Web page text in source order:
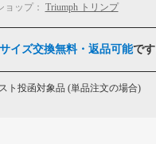
ョップ： Triumph トリンプ
サイズ交換無料・返品可能です
ト投函対象品 (単品注文の場合)